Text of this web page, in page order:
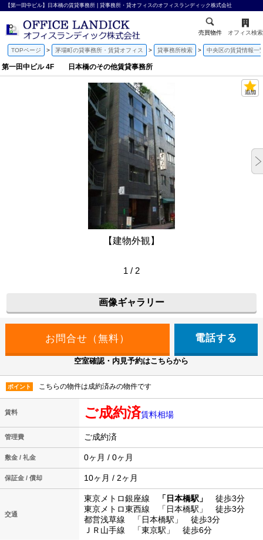
【第一田中ビル】日本橋の賃貸事務所 | 貸事務所・貸オフィスのオフィスランディック株式会社
売買物件 オフィス検索
TOPページ 茅場町の貸事務所・賃貸オフィス 貸事務所検索 中央区の賃貸情報一
第一田中ビル 4F 日本橋のその他賃貸事務所
【建物外観】
1 / 2
画像ギャラリー
電話する
空室確認・内見予約はこちらから
ポイント こちらの物件は成約済みの物件です
賃料 ご成約済賃料相場
管理費 ご成約済
敷金 / 礼金 0ヶ月 / 0ヶ月
保証金 / 償却 10ヶ月 / 2ヶ月
交通
東京メトロ銀座線 「日本橋駅」
徒歩3分
東京メトロ東西線 「日本橋駅」 徒歩3分
都営浅草線 「日本橋駅」 徒歩3分
ＪＲ山手線 「東京駅」 徒歩6分